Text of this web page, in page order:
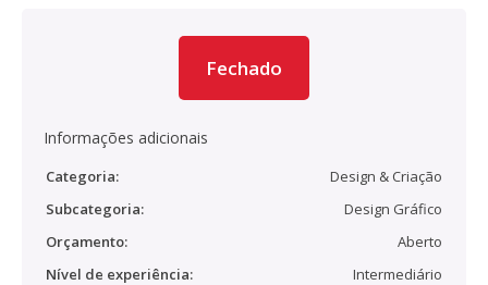
Fechado
Informações adicionais
Categoria:
Design & Criação
Subcategoria:
Design Gráfico
Orçamento:
Aberto
Nível de experiência:
Intermediário